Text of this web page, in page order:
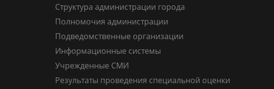
Структура администрации города
Полномочия администрации
Подведомственные организации
Информационные системы
Учрежденные СМИ
Результаты проведения специальной оценки